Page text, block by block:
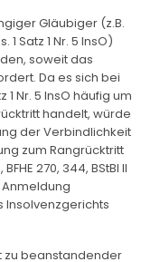
Gläubiger (z.B.
Satz 1 Nr. 5 InsO)
soweit das
Da es sich bei
1 Nr. 5 InsO häufig um
handelt, würde
der Verbindlichkeit
zum Rangrücktritt
270, 344, BStBl II
Insolvenzgerichts
zu beanstandender